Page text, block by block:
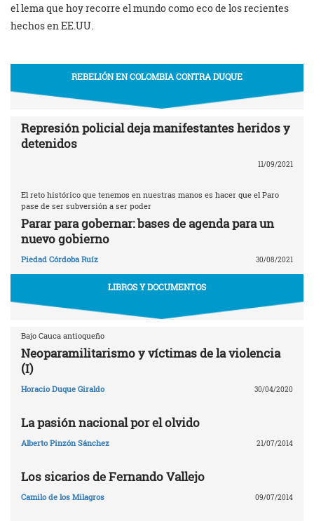
el lema que hoy recorre el mundo como eco de los recientes
hechos en EE.UU.
REBELIÓN EN COLOMBIA CONTRA DUQUE
Represión policial deja manifestantes heridos y
detenidos
11/09/2021
El reto histórico que tenemos en nuestras manos es hacer que el Paro
pase de ser subversión a ser poder
Parar para gobernar: bases de agenda para un
nuevo gobierno
Piedad Córdoba Ruíz 30/08/2021
LIBROS Y DOCUMENTOS
Bajo Cauca antioqueño
Neoparamilitarismo y víctimas de la violencia
(I)
Horacio Duque Giraldo 30/04/2020
La pasión nacional por el olvido
Alberto Pinzón Sánchez 21/07/2014
Los sicarios de Fernando Vallejo
Camilo de los Milagros 09/07/2014